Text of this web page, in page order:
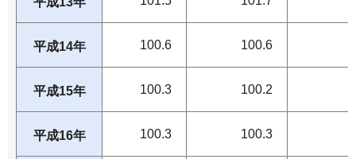
平成14年 100.6 100.6
平成15年 100.3 100.2
平成16年 100.3 100.3